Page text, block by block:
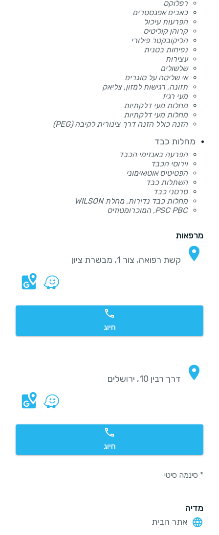
רפלוקס
כאבים אפגסטרים
הפרעות עיכול
קרוהן קוליטיס
הליקובקטר פילורי
נפיחות בטנית
עצירות
שלשולים
אי שליטה על סוגרים
תזונה, רגישות למזון, צליאק
מעי רגיז
מחלות מעי דלקתיות
מחלות מעי דלקתיות
הזנה כולל הזנה דרך צינורית לקיבה (PEG)
מחלות כבד
הפרעה באנזימי הכבד
וירוסי הכבד
הפטיטיס אוטואימוני
השתלות כבד
סרטני כבד
מחלות כבד נדירות, מחלת WILSON
PSC PBC, המוכרומטוזיס
מרפאות
קשת רפואה, צור 1, מבשרת ציון
חיוג
דרך רבין 10, ירושלים
חיוג
* סינמה סיטי
מדיה
אתר הבית